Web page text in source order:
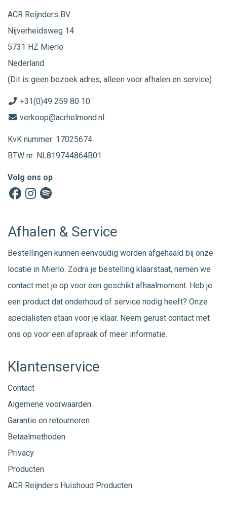
ACR Reijnders BV
Nijverheidsweg 14
5731 HZ Mierlo
Nederland
(Dit is geen bezoek adres, alleen voor afhalen en service)
+31(0)49 259 80 10
verkoop@acrhelmond.nl
KvK nummer: 17025674
BTW nr: NL819744864B01
Volg ons op
Afhalen & Service
Bestellingen kunnen eenvoudig worden afgehaald bij onze
locatie in Mierlo. Zodra je bestelling klaarstaat, nemen we
contact met je op voor een geschikt afhaalmoment. Heb je
een product dat onderhoud of service nodig heeft? Onze
specialisten staan voor je klaar. Neem gerust contact met
ons op voor een afspraak of meer informatie.
Klantenservice
Contact
Algemene voorwaarden
Garantie en retourneren
Betaalmethoden
Privacy
Producten
ACR Reijnders Huishoud Producten